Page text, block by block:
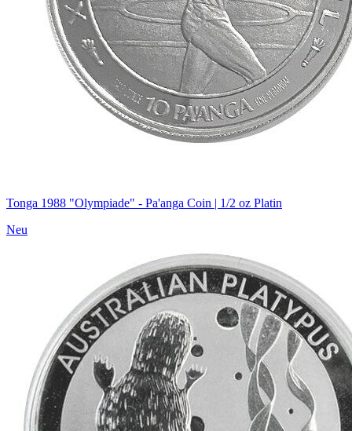
Tonga 1988 "Olympiade" - Pa'anga Coin | 1/2 oz Platin
Neu